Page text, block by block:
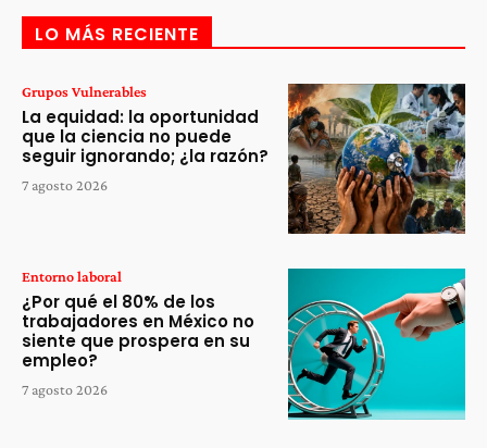
LO MÁS RECIENTE
Grupos Vulnerables
La equidad: la oportunidad
que la ciencia no puede
seguir ignorando; ¿la razón?
7 agosto 2026
Entorno laboral
¿Por qué el 80% de los
trabajadores en México no
siente que prospera en su
empleo?
7 agosto 2026